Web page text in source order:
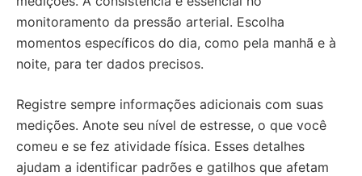
monitoramento da pressão arterial. Escolha
momentos específicos do dia, como pela manhã e à
noite, para ter dados precisos.
Registre sempre informações adicionais com suas
medições. Anote seu nível de estresse, o que você
comeu e se fez atividade física. Esses detalhes
ajudam a identificar padrões e gatilhos que afetam